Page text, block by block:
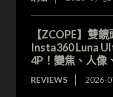
【ZCOPE】雙
Insta360 Luna
4P！變焦、人像
REVIEWS 2026-